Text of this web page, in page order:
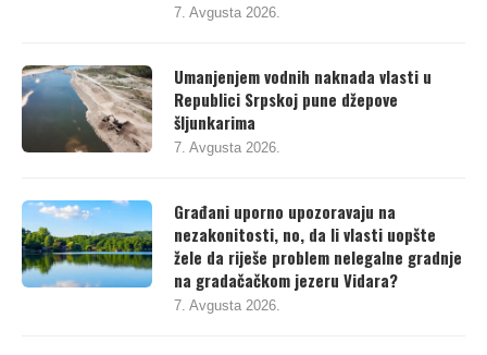
7. Avgusta 2026.
Umanjenjem vodnih naknada vlasti u
Republici Srpskoj pune džepove
šljunkarima
7. Avgusta 2026.
Građani uporno upozoravaju na
nezakonitosti, no, da li vlasti uopšte
žele da riješe problem nelegalne gradnje
na gradačačkom jezeru Vidara?
7. Avgusta 2026.